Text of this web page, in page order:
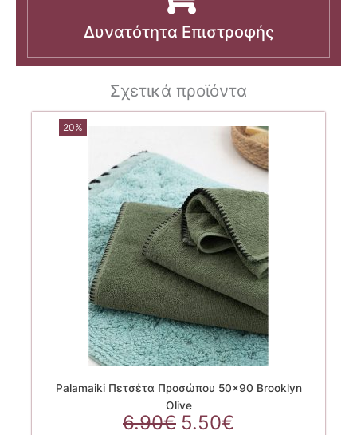
Δυνατότητα Επιστροφής
Σχετικά προϊόντα
20%
Palamaiki Πετσέτα Προσώπου 50×90 Brooklyn
Olive
6.90€ Original
5.50€